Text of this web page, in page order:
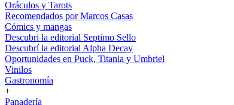
Oráculos y Tarots
Recomendados por Marcos Casas
Cómics y mangas
Descubri la editorial Septimo Sello
Descubrí la editorial Alpha Decay
Oportunidades en Puck, Titania y Umbriel
Vinilos
Gastronomía
+
Panadería